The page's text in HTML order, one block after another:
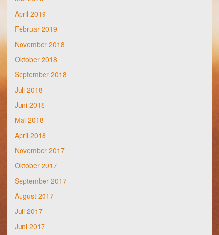
April 2019
Februar 2019
November 2018
Oktober 2018
September 2018
Juli 2018
Juni 2018
Mai 2018
April 2018
November 2017
Oktober 2017
September 2017
August 2017
Juli 2017
Juni 2017